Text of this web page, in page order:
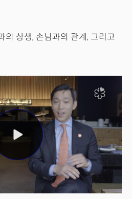
의 상생, 손님과의 관계, 그리고